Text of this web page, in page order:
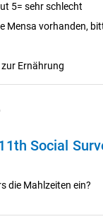
5= sehr schlecht
Mensa vorhanden,
Ernährung
Social
die Mahlzeiten ein?